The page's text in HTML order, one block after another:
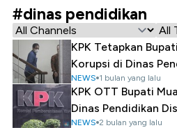
#dinas pendidikan
KPK Tetapkan
Korupsi di Dinas
NEWS 1 bulan yang lalu
KPK OTT Bupati
Dinas Pendidikan
NEWS 2 bulan yang lalu